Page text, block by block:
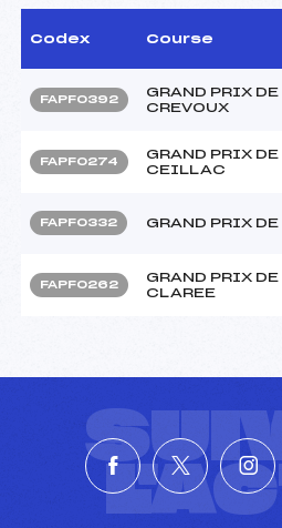
Codex Course
FAPF0392
GRAND PRIX DE
CREVOUX
FAPF0274
GRAND PRIX DE
CEILLAC
FAPF0332 GRAND PRIX DE
FAPF0262
GRAND PRIX DE
CLAREE